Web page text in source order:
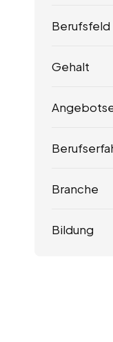
Berufsfeld
Gehalt
Branche
Bildung